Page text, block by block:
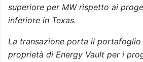
superiore per MW rispetto ai
inferiore in Texas.
La transazione porta il
proprietà di Energy Vault per i